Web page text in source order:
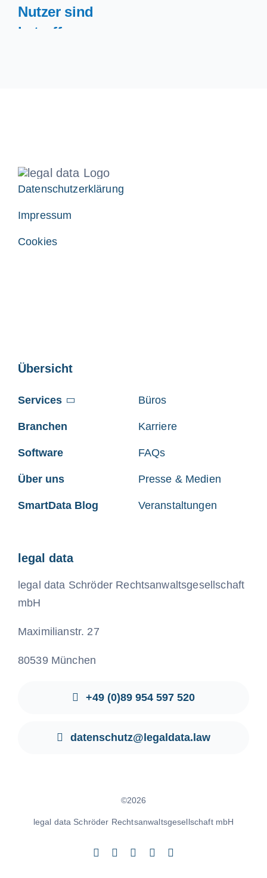
Nutzer sind
betroffen
Datenschutzerklärung
Impressum
Cookies
Übersicht
Services
Branchen
Software
Über uns
SmartData Blog
Büros
Karriere
FAQs
Presse & Medien
Veranstaltungen
legal data
legal data Schröder Rechtsanwaltsgesellschaft
mbH
Maximilianstr. 27
80539 München
+49 (0)89 954 597 520
datenschutz@legaldata.law
©2026
legal data Schröder Rechtsanwaltsgesellschaft mbH